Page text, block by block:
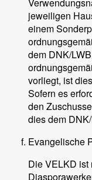
jeweiligen
einem
dem DNK/
vorliegt, ist
Sofern es
den
dies dem
Evangelische
Die VELKD ist